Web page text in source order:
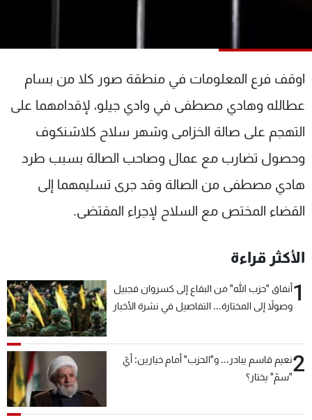
اوقف فرع المعلومات في منطقة صور كلا من بسام
عطالله وهادي مصطفى في وادي جيلو، لإقدامهما على
التهجم على صالة الخزامى وشهر سلاح كلاشنكوف
وحصول تضارب مع عمال وصاحب الصالة بسبب طرد
هادي مصطفى من الصالة وقد جرى تسليمهما إلى
القضاء المختص مع السلاح لإجراء المقتضى.
الأكثر قراءة
1أنفاق "حزب الله" من البقاع إلى كسروان فجبيل
وصولاً إلى المختارة... التفاصيل في نشرة الأخبار
2نعيم قاسم يبادر... و"الحزب" أمام خيارين: أيّ
"سمّ" يختار؟
شاهد البرامج
عن MTV
لاعلاناتكم
وظائف
شروط الإسـتخدام